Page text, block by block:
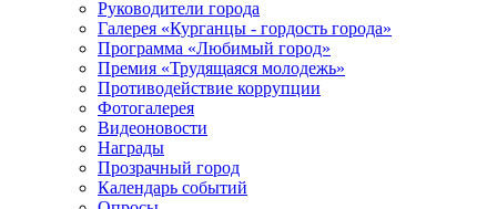
Руководители города
Галерея «Курганцы - гордость города»
Программа «Любимый город»
Премия «Трудящаяся молодежь»
Противодействие коррупции
Фотогалерея
Видеоновости
Награды
Прозрачный город
Календарь событий